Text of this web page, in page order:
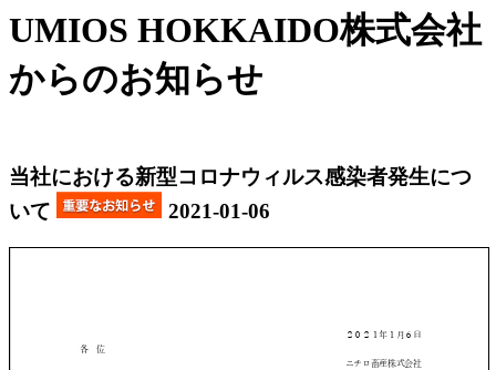
UMIOS HOKKAIDO株式会社
からのお知らせ
当社における新型コロナウィルス感染者発生につ
いて
2021-01-06